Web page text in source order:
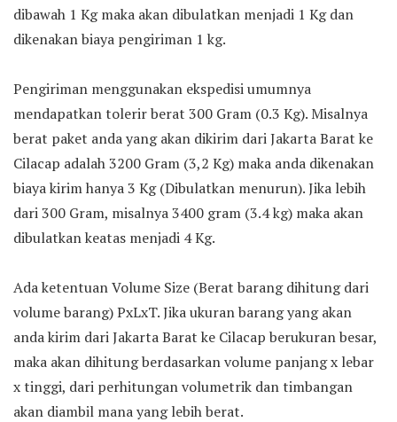
dibawah 1 Kg maka akan dibulatkan menjadi 1 Kg dan
dikenakan biaya pengiriman 1 kg.
Pengiriman menggunakan ekspedisi umumnya
mendapatkan tolerir berat 300 Gram (0.3 Kg). Misalnya
berat paket anda yang akan dikirim dari Jakarta Barat ke
Cilacap adalah 3200 Gram (3,2 Kg) maka anda dikenakan
biaya kirim hanya 3 Kg (Dibulatkan menurun). Jika lebih
dari 300 Gram, misalnya 3400 gram (3.4 kg) maka akan
dibulatkan keatas menjadi 4 Kg.
Ada ketentuan Volume Size (Berat barang dihitung dari
volume barang) PxLxT. Jika ukuran barang yang akan
anda kirim dari Jakarta Barat ke Cilacap berukuran besar,
maka akan dihitung berdasarkan volume panjang x lebar
x tinggi, dari perhitungan volumetrik dan timbangan
akan diambil mana yang lebih berat.